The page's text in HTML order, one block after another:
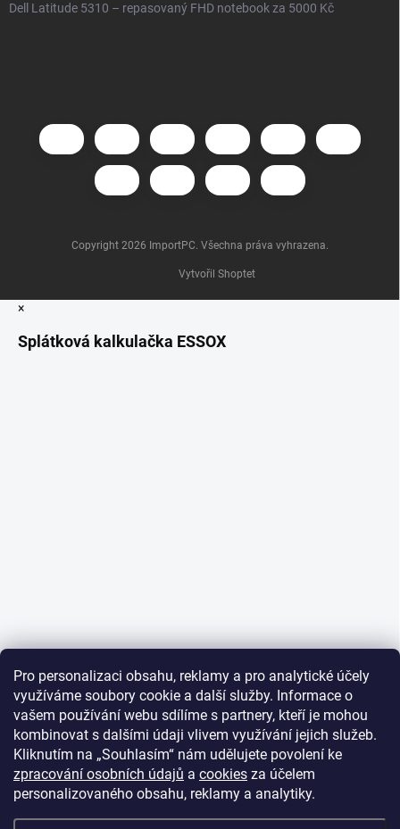
Pro personalizaci obsahu, reklamy a pro analytické účely
využíváme soubory cookie a další služby. Informace o
vašem používání webu sdílíme s partnery, kteří je mohou
kombinovat s dalšími údaji vlivem využívání jejich služeb.
Kliknutím na „Souhlasím“ nám udělujete povolení ke
zpracování osobních údajů a cookies za účelem
personalizovaného obsahu, reklamy a analytiky.
Dell Latitude 5310 – repasovaný FHD notebook za 5000 Kč
Vytvořil Shoptet
Copyright 2026 ImportPC. Všechna práva vyhrazena.
×
Splátková kalkulačka ESSOX